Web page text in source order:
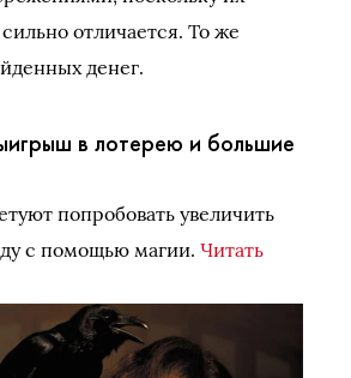
отличается. То же
денег.
в лотерею и большие
попробовать увеличить
с помощью магии. Читать